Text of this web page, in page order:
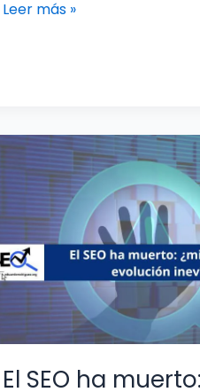
Leer más »
El SEO ha
El
SEO
ha
muerto:
¿mito,
realidad
o
evolución
inevitable?